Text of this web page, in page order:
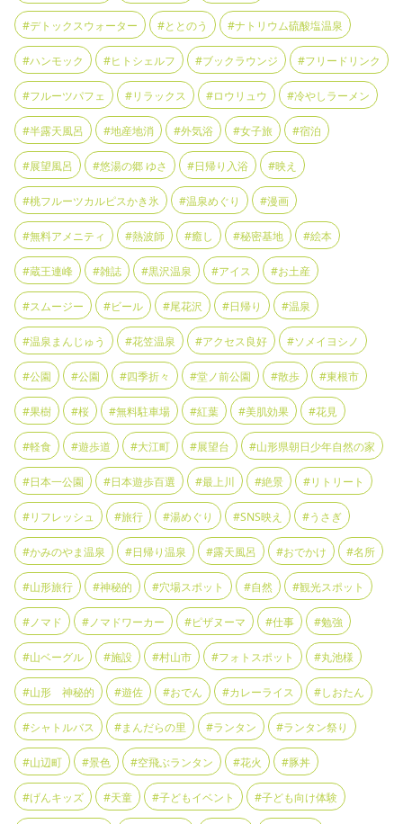
#デトックスウォーター #ととのう #ナトリウム硫酸塩温泉
#ハンモック #ヒトシェルフ #ブックラウンジ #フリードリンク
#フルーツパフェ #リラックス #ロウリュウ #冷やしラーメン
#半露天風呂 #地産地消 #外気浴 #女子旅 #宿泊
#展望風呂 #悠湯の郷 ゆさ #日帰り入浴 #映え
#桃フルーツカルピスかき氷 #温泉めぐり #漫画
#無料アメニティ #熱波師 #癒し #秘密基地 #絵本
#蔵王連峰 #雑誌 #黒沢温泉 #アイス #お土産
#スムージー #ビール #尾花沢 #日帰り #温泉
#温泉まんじゅう #花笠温泉 #アクセス良好 #ソメイヨシノ
#公園 #公園 #四季折々 #堂ノ前公園 #散歩 #東根市
#果樹 #桜 #無料駐車場 #紅葉 #美肌効果 #花見
#軽食 #遊歩道 #大江町 #展望台 #山形県朝日少年自然の家
#日本一公園 #日本遊歩百選 #最上川 #絶景 #リトリート
#リフレッシュ #旅行 #湯めぐり #SNS映え #うさぎ
#かみのやま温泉 #日帰り温泉 #露天風呂 #おでかけ #名所
#山形旅行 #神秘的 #穴場スポット #自然 #観光スポット
#ノマド #ノマドワーカー #ピザヌーマ #仕事 #勉強
#山ベーグル #施設 #村山市 #フォトスポット #丸池様
#山形 神秘的 #遊佐 #おでん #カレーライス #しおたん
#シャトルバス #まんだらの里 #ランタン #ランタン祭り
#山辺町 #景色 #空飛ぶランタン #花火 #豚丼
#げんキッズ #天童 #子どもイベント #子ども向け体験